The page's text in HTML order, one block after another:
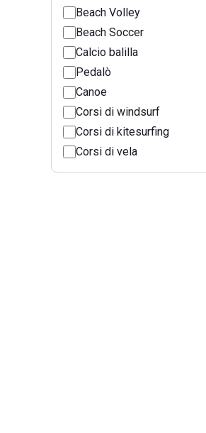
Beach Volley
Beach Soccer
Calcio balilla
Pedalò
Canoe
Corsi di windsurf
Corsi di kitesurfing
Corsi di vela